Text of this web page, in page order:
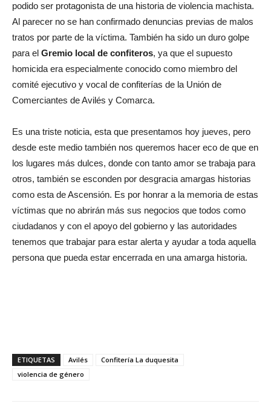
podido ser protagonista de una historia de violencia machista.
Al parecer no se han confirmado denuncias previas de malos
tratos por parte de la víctima. También ha sido un duro golpe
para el Gremio local de confiteros, ya que el supuesto
homicida era especialmente conocido como miembro del
comité ejecutivo y vocal de confiterías de la Unión de
Comerciantes de Avilés y Comarca.
Es una triste noticia, esta que presentamos hoy jueves, pero
desde este medio también nos queremos hacer eco de que en
los lugares más dulces, donde con tanto amor se trabaja para
otros, también se esconden por desgracia amargas historias
como esta de Ascensión. Es por honrar a la memoria de estas
víctimas que no abrirán más sus negocios que todos como
ciudadanos y con el apoyo del gobierno y las autoridades
tenemos que trabajar para estar alerta y ayudar a toda aquella
persona que pueda estar encerrada en una amarga historia.
ETIQUETAS Avilés
Confitería La duquesita
violencia de género